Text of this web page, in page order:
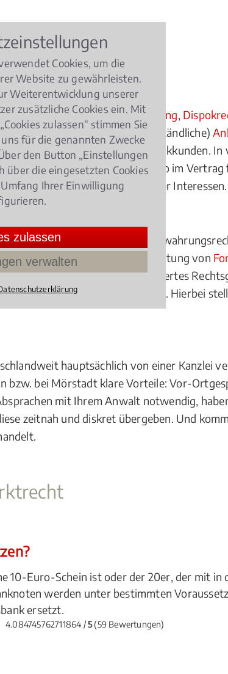
auf das Kontorecht (Online-Banking,
Gebühren) oder eine (missverständliche)
beide Seiten, Banken und Bankkunden. In
gemeint war, auch tatsächlich so im
und Durchsetzung Ihrer Interessen.
oder bei der Beratung von
ein derart kompliziertes
Fachmanns hinzuziehen sollten. Hierbei
hauptsächlich von einer Kanzlei
bzw. bei Mörstadt klare Vorteile: Vor-
mit Ihrem Anwalt notwendig,
zeitnah und diskret übergeben. Und
10-Euro-Schein ist oder der 20er, der mit in
werden unter bestimmten
ersetzt.
4.084745762711864 /5(59 Bewertungen)
Cookies, um die
Website zu gewährleisten.
Weiterentwicklung unserer
zusätzliche Cookies ein. Mit
zulassen“ stimmen Sie
für die genannten Zwecke
den Button „Einstellungen
über die eingesetzten Cookies
Ihrer Einwilligung
zulassen
verwalten